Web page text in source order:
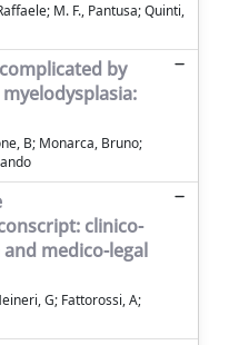
M. F., Pantusa; Quinti,
by
B; Monarca, Bruno;
clinico-
medico-legal
G; Fattorossi, A;